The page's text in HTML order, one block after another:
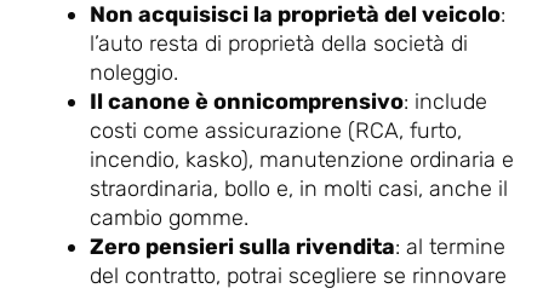
Non acquisisci la proprietà del veicolo:
l’auto resta di proprietà della società di
noleggio.
Il canone è onnicomprensivo: include
costi come assicurazione (RCA, furto,
incendio, kasko), manutenzione ordinaria e
straordinaria, bollo e, in molti casi, anche il
cambio gomme.
Zero pensieri sulla rivendita: al termine
del contratto, potrai scegliere se rinnovare